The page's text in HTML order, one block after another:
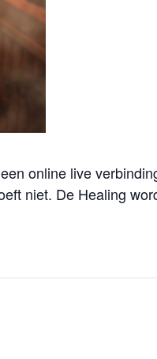
online live
niet. De Healing